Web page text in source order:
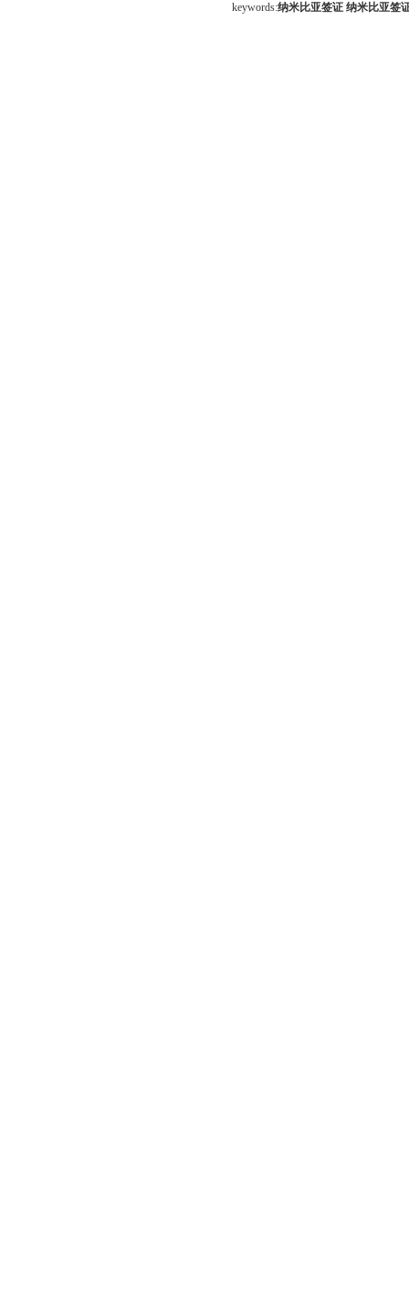
keywords:纳米比亚签证 纳米比亚签